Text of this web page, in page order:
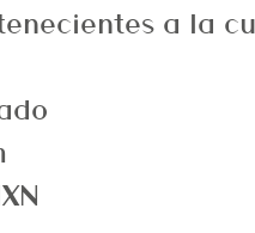
a la